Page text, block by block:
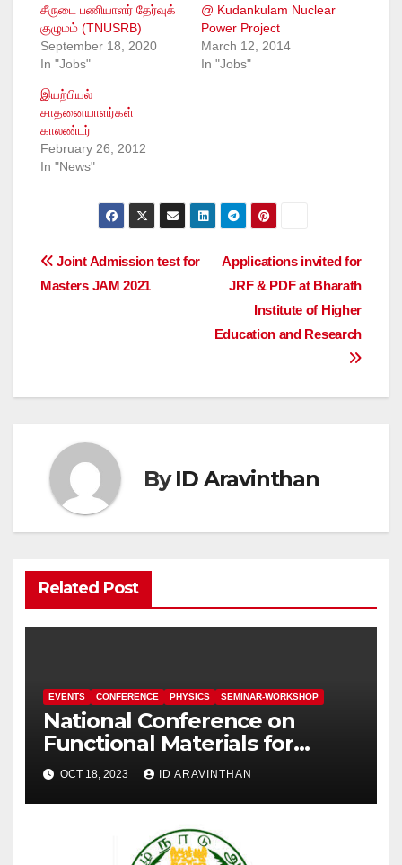
சீருடை பணியாளர் தேர்வுக்
குழுமம் (TNUSRB)
September 18, 2020
In "Jobs"
@ Kudankulam Nuclear
Power Project
March 12, 2014
In "Jobs"
இயற்பியல்
சாதனையாளர்கள்
காலண்டர்
February 26, 2012
In "News"
Post
Applications invited for
JRF & PDF at Bharath
Institute of Higher
Education and Research
Joint Admission test for
Masters JAM 2021
ByID Aravinthan
Related Post
EVENTS CONFERENCE PHYSICS SEMINAR-WORKSHOP
National Conference on
Functional Materials for
Sustainable Energy &
Information Technology
(FuMSEIT – 2023)
OCT 18, 2023 ID ARAVINTHAN